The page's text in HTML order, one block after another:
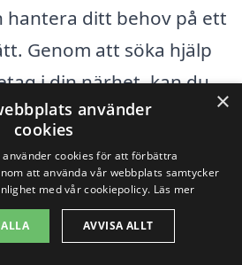
hantera ditt behov på ett
Genom att söka hjälp
i din närhet, kan du
göra informerade val.
och dess
det flera städer där du
och pålitliga
×
använder
cookies
använder cookies för att förbättra
att använda vår webbplats samtycker
med vår cookiepolicy. Läs mer
ALLA AVVISA ALLT